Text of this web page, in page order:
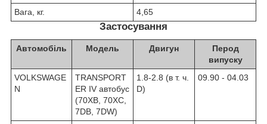
Вага, кг. 4,65
Застосування
Автомобіль Модель Двигун
Перод
випуску
VOLKSWAGE
N
TRANSPORT
ER IV автобус
(70XB, 70XC,
7DB, 7DW)
1.8-2.8 (в т. ч.
D)
09.90 - 04.03